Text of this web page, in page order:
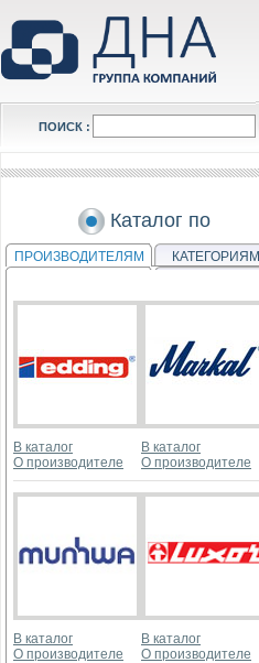
ПОИСК :
Каталог по
ПРОИЗВОДИТЕЛЯМ КАТЕГОРИЯМ
В каталог
О производителе
В каталог
О производителе
В каталог
О производителе
В каталог
О производителе